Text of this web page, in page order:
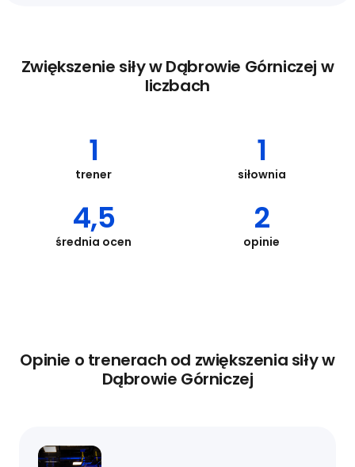
Zwiększenie siły w Dąbrowie Górniczej w
liczbach
1
trener
1
siłownia
4,5
średnia ocen
2
opinie
Opinie o trenerach od zwiększenia siły w
Dąbrowie Górniczej